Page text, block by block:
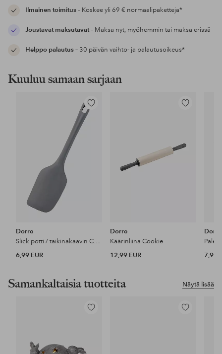
Ilmainen toimitus– Koskee yli 69 € normaalipaketteja*
Joustavat maksutavat– Maksa nyt, myöhemmin tai maksa erissä
Helppo palautus– 30 päivän vaihto- ja palautusoikeus*
Kuuluu samaan sarjaan
Lisää
suosikkeihin
Dorre
Slick potti / taikinakaavin Cookie
6,99 EUR
Lisää
Dorre
Käärinliina Cookie
12,99 EUR
Dorre
7,99
Näytä lisää
Samankaltaisia tuotteita
Lisää
Lisää